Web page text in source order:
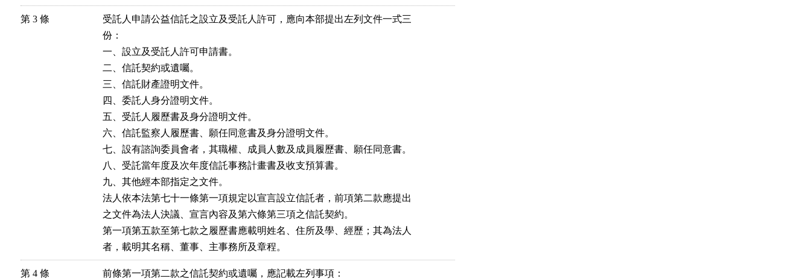
第 3 條
受託人申請公益信託之設立及受託人許可，應向本部提出左列文件一式三
份：
一、設立及受託人許可申請書。
二、信託契約或遺囑。
三、信託財產證明文件。
四、委託人身分證明文件。
五、受託人履歷書及身分證明文件。
六、信託監察人履歷書、願任同意書及身分證明文件。
七、設有諮詢委員會者，其職權、成員人數及成員履歷書、願任同意書。
八、受託當年度及次年度信託事務計畫書及收支預算書。
九、其他經本部指定之文件。
法人依本法第七十一條第一項規定以宣言設立信託者，前項第二款應提出
之文件為法人決議、宣言內容及第六條第三項之信託契約。
第一項第五款至第七款之履歷書應載明姓名、住所及學、經歷；其為法人
第 4 條
前條第一項第二款之信託契約或遺囑，應記載左列事項：